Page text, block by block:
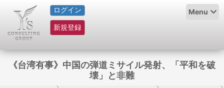
ログイン
新規登録
Menu
HOME
サービス紹介
コラム
《台湾有事》中国の弾道ミサイル発射、「平和を破
壊」と非難